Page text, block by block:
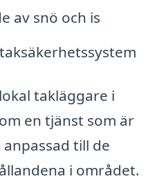
av snö och is
takläggare i
en tjänst som är
till de
i området.